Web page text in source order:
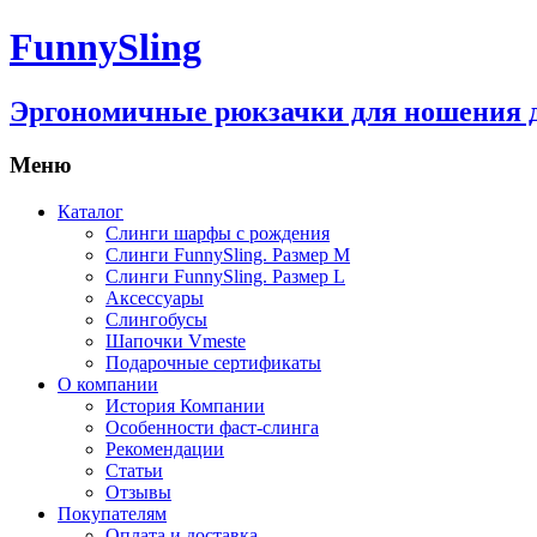
FunnySling
Эргономичные рюкзачки для ношения
Меню
Каталог
Слинги шарфы с рождения
Слинги FunnySling. Размер M
Слинги FunnySling. Размер L
Аксессуары
Слингобусы
Шапочки Vmeste
Подарочные сертификаты
О компании
История Компании
Особенности фаст-слинга
Рекомендации
Статьи
Отзывы
Покупателям